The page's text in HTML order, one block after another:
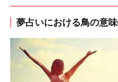
夢占いにおける鳥の意